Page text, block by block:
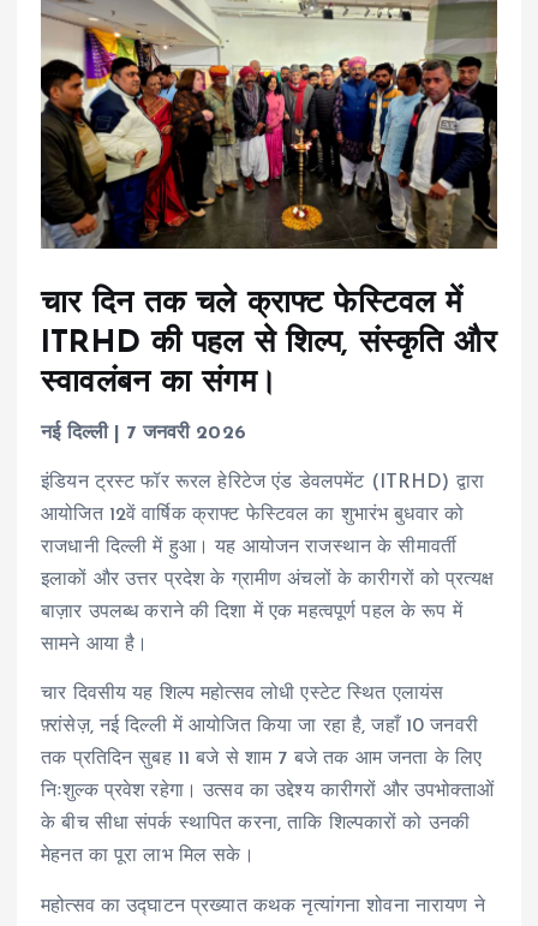
चार दिन तक चले क्राफ्ट फेस्टिवल में
ITRHD की पहल से शिल्प, संस्कृति और
स्वावलंबन का संगम।
नई दिल्ली | 7 जनवरी 2026
इंडियन ट्रस्ट फॉर रूरल हेरिटेज एंड डेवलपमेंट (ITRHD) द्वारा
आयोजित 12वें वार्षिक क्राफ्ट फेस्टिवल का शुभारंभ बुधवार को
राजधानी दिल्ली में हुआ। यह आयोजन राजस्थान के सीमावर्ती
इलाकों और उत्तर प्रदेश के ग्रामीण अंचलों के कारीगरों को प्रत्यक्ष
बाज़ार उपलब्ध कराने की दिशा में एक महत्वपूर्ण पहल के रूप में
सामने आया है।
चार दिवसीय यह शिल्प महोत्सव लोधी एस्टेट स्थित एलायंस
फ़्रांसेज़, नई दिल्ली में आयोजित किया जा रहा है, जहाँ 10 जनवरी
तक प्रतिदिन सुबह 11 बजे से शाम 7 बजे तक आम जनता के लिए
निःशुल्क प्रवेश रहेगा। उत्सव का उद्देश्य कारीगरों और उपभोक्ताओं
के बीच सीधा संपर्क स्थापित करना, ताकि शिल्पकारों को उनकी
मेहनत का पूरा लाभ मिल सके।
महोत्सव का उद्घाटन प्रख्यात कथक नृत्यांगना शोवना नारायण ने